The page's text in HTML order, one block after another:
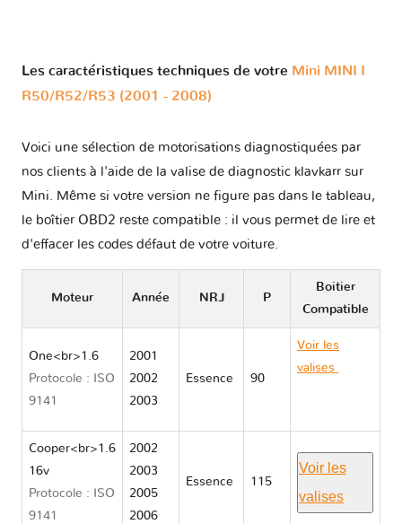
Les caractéristiques techniques de votre Mini MINI I
R50/R52/R53 (2001 - 2008)
Voici une sélection de motorisations diagnostiquées par
nos clients à l'aide de la valise de diagnostic klavkarr sur
Mini. Même si votre version ne figure pas dans le tableau,
le boîtier OBD2 reste compatible : il vous permet de lire et
d'effacer les codes défaut de votre voiture.
Moteur Année NRJ P
Boitier
Compatible
One<br>1.6
Protocole : ISO
9141
2001
2002
2003
Essence 90
Voir les
valises
Cooper<br>1.6
16v
Protocole : ISO
9141
2002
2003
2005
2006
Essence 115
Voir les
valises